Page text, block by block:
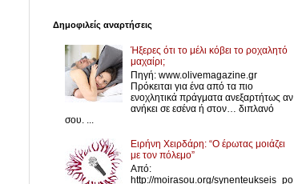
Δημοφιλείς αναρτήσεις
Ήξερες ότι το μέλι κόβει το ροχαλητό
μαχαίρι;
Πηγή: www.olivemagazine.gr
Πρόκειται για ένα από τα πιο
ενοχλητικά πράγματα ανεξαρτήτως αν
ανήκει σε εσένα ή στον… διπλανό
σου. ...
Ειρήνη Χειρδάρη: “Ο έρωτας μοιάζει
με τον πόλεμο”
Από:
http://moirasou.org/synenteukseis_po